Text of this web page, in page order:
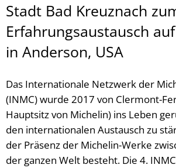
Stadt Bad Kreuznach
Erfahrungsaustausch
in Anderson, USA
Das Internationale Netzwerk der
(INMC) wurde 2017 von Clermont-
Hauptsitz von Michelin) ins Leben
den internationalen Austausch zu
der Präsenz der Michelin-Werke
der ganzen Welt besteht. Die 4.